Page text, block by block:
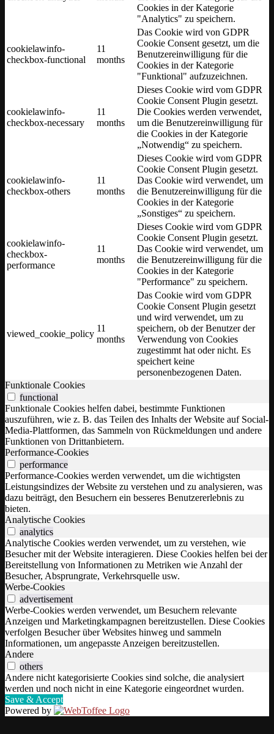
Cookies in der Kategorie
"Analytics" zu speichern.
cookielawinfo-
checkbox-functional
11
months
Das Cookie wird von GDPR
Cookie Consent gesetzt, um die
Benutzereinwilligung für die
Cookies in der Kategorie
"Funktional" aufzuzeichnen.
cookielawinfo-
checkbox-necessary
11
months
Dieses Cookie wird vom GDPR
Cookie Consent Plugin gesetzt.
Die Cookies werden verwendet,
um die Benutzereinwilligung für
die Cookies in der Kategorie
„Notwendig“ zu speichern.
cookielawinfo-
checkbox-others
11
months
Dieses Cookie wird vom GDPR
Cookie Consent Plugin gesetzt.
Das Cookie wird verwendet, um
die Benutzereinwilligung für die
Cookies in der Kategorie
„Sonstiges“ zu speichern.
cookielawinfo-
checkbox-
performance
11
months
Dieses Cookie wird vom GDPR
Cookie Consent Plugin gesetzt.
Das Cookie wird verwendet, um
die Benutzereinwilligung für die
Cookies in der Kategorie
"Performance" zu speichern.
viewed_cookie_policy
11
months
Das Cookie wird vom GDPR
Cookie Consent Plugin gesetzt
und wird verwendet, um zu
speichern, ob der Benutzer der
Verwendung von Cookies
zugestimmt hat oder nicht. Es
speichert keine
personenbezogenen Daten.
Funktionale Cookies
functional
Funktionale Cookies helfen dabei, bestimmte Funktionen
auszuführen, wie z. B. das Teilen des Inhalts der Website auf Social-
Media-Plattformen, das Sammeln von Rückmeldungen und andere
Funktionen von Drittanbietern.
Performance-Cookies
performance
Performance-Cookies werden verwendet, um die wichtigsten
Leistungsindizes der Website zu verstehen und zu analysieren, was
dazu beiträgt, den Besuchern ein besseres Benutzererlebnis zu
bieten.
Analytische Cookies
analytics
Analytische Cookies werden verwendet, um zu verstehen, wie
Besucher mit der Website interagieren. Diese Cookies helfen bei der
Bereitstellung von Informationen zu Metriken wie Anzahl der
Besucher, Absprungrate, Verkehrsquelle usw.
Werbe-Cookies
advertisement
Werbe-Cookies werden verwendet, um Besuchern relevante
Anzeigen und Marketingkampagnen bereitzustellen. Diese Cookies
verfolgen Besucher über Websites hinweg und sammeln
Informationen, um angepasste Anzeigen bereitzustellen.
Andere
others
Andere nicht kategorisierte Cookies sind solche, die analysiert
werden und noch nicht in eine Kategorie eingeordnet wurden.
Save & Accept
Powered by